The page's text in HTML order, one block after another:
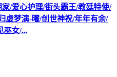
/爱心护理/街头霸王/教廷特使/
虚梦演-曜/创世神祝/年年有余/
巫女/...